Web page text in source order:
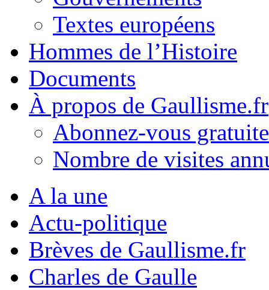
Textes européens
Hommes de l’Histoire
Documents
À propos de Gaullisme.fr
Abonnez-vous
Nombre de visites
A la une
Actu-politique
Brèves de Gaullisme.fr
Charles de Gaulle